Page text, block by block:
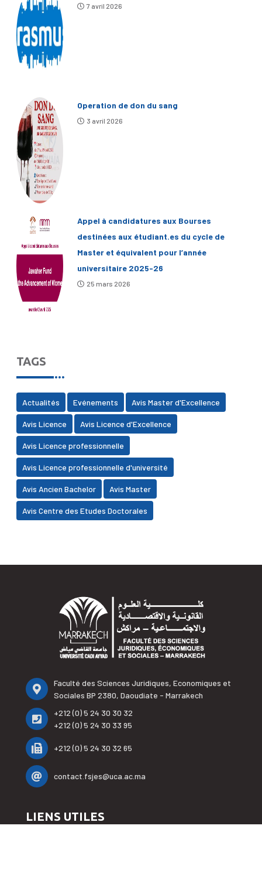
7 avril 2026
Operation de don du sang
3 avril 2026
Appel à candidatures aux Bourses
destinées aux étudiant.es du cycle de
Master et équivalent pour l’année
universitaire 2025-26
25 mars 2026
TAGS
Actualités Evénements Avis Master d'Excellence
Avis Licence Avis Licence d'Excellence
Avis Licence professionnelle
Avis Licence professionnelle d'université
Avis Ancien Bachelor Avis Master
Avis Centre des Etudes Doctorales
Faculté des Sciences Juridiques, Economiques et
Sociales BP 2380, Daoudiate - Marrakech
+212 (0) 5 24 30 30 32
+212 (0) 5 24 30 33 95
+212 (0) 5 24 30 32 65
contact.fsjes@uca.ac.ma
LIENS UTILES